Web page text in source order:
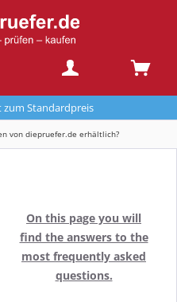
Standardpreis
von diepruefer.de erhältlich?
On this page you will
find the answers to the
most frequently asked
questions.